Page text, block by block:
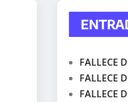
FALLECE
FALLECE
FALLECE